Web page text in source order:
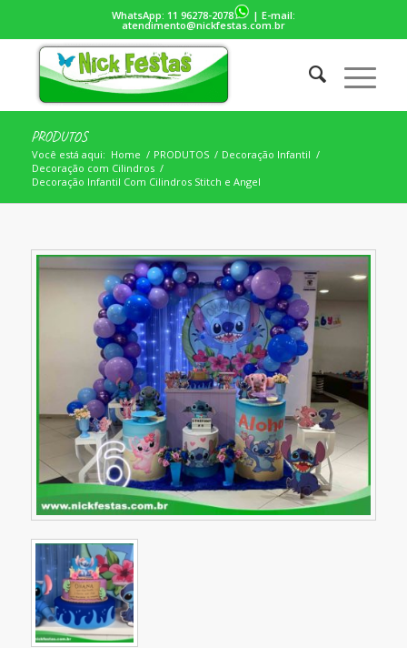
WhatsApp: 11 96278-2078 | E-mail:
atendimento@nickfestas.com.br
PRODUTOS
Você está aqui: Home / PRODUTOS / Decoração Infantil /
Decoração com Cilindros /
Decoração Infantil Com Cilindros Stitch e Angel